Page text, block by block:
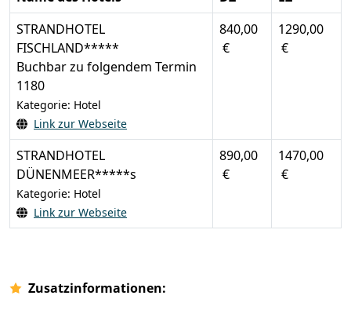
STRANDHOTEL
FISCHLAND*****
Buchbar zu folgendem Termin
1180
Kategorie: Hotel
Link zur Webseite
840,00
€
1290,00
€
STRANDHOTEL
DÜNENMEER*****s
Kategorie: Hotel
Link zur Webseite
890,00
€
1470,00
€
Zusatzinformationen: